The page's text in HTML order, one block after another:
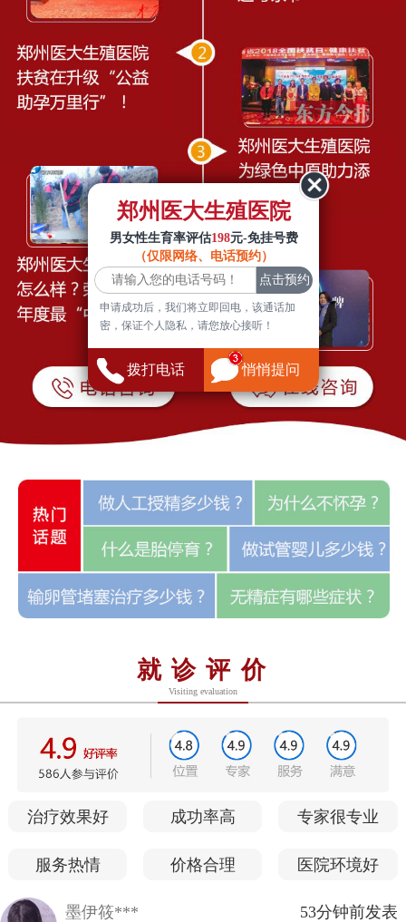
就诊评价
Visiting evaluation
治疗效果好 成功率高 专家很专业
服务热情 价格合理 医院环境好
墨伊筱*** 53分钟前发表
郑州医大生殖医院
男女性生育率评估198元-免挂号费
（仅限网络、电话预约）
申请成功后，我们将立即回电，该通话加
密，保证个人隐私，请您放心接听！
拨打电话 悄悄提问